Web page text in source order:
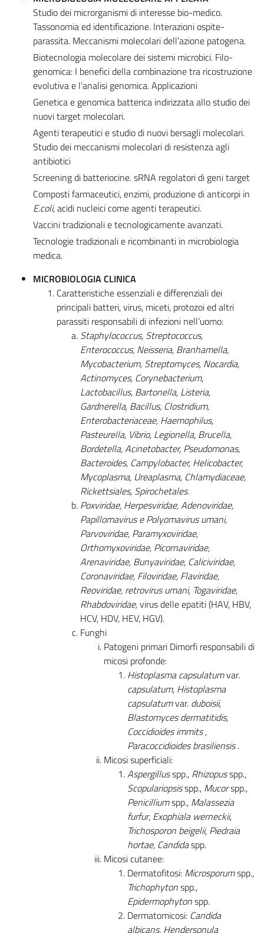
Studio dei microrganismi di interesse bio-medico.
Tassonomia ed identificazione. Interazioni ospite-
parassita. Meccanismi molecolari dell’azione patogena.
Biotecnologia molecolare dei sistemi microbici. Filo-
genomica: I benefici della combinazione tra ricostruzione
evolutiva e l’analisi genomica. Applicazioni
Genetica e genomica batterica indirizzata allo studio dei
nuovi target molecolari.
Agenti terapeutici e studio di nuovi bersagli molecolari.
Studio dei meccanismi molecolari di resistenza agli
antibiotici
Screening di batteriocine. sRNA regolatori di geni target
Composti farmaceutici, enzimi, produzione di anticorpi in
E.coli, acidi nucleici come agenti terapeutici.
Vaccini tradizionali e tecnologicamente avanzati.
Tecnologie tradizionali e ricombinanti in microbiologia
medica.
MICROBIOLOGIA CLINICA
Caratteristiche essenziali e differenziali dei
principali batteri, virus, miceti, protozoi ed altri
parassiti responsabili di infezioni nell’uomo:
Staphylococcus, Streptococcus,
Enterococcus, Neisseria, Branhamella,
Mycobacterium, Streptomyces, Nocardia,
Actinomyces, Corynebacterium,
Lactobacillus, Bartonella, Listeria,
Gardnerella, Bacillus, Clostridium,
Enterobacteriaceae, Haemophilus,
Pasteurella, Vibrio, Legionella, Brucella,
Bordetella, Acinetobacter, Pseudomonas,
Bacteroides, Campylobacter, Helicobacter,
Mycoplasma, Ureaplasma, Chlamydiaceae,
Rickettsiales, Spirochetales.
Poxviridae, Herpesviridae, Adenoviridae,
Papillomavirus e Polyomavirus umani,
Parvoviridae, Paramyxoviridae,
Orthomyxoviridae, Picornaviridae,
Arenaviridae, Bunyaviridae, Caliciviridae,
Coronaviridae, Filoviridae, Flaviridae,
Reoviridae, retrovirus umani, Togaviridae,
Rhabdoviridae,virus delle epatiti (HAV, HBV,
HCV, HDV, HEV, HGV).
Funghi
Patogeni primari Dimorfi responsabili di
micosi profonde:
Histoplasma capsulatumvar.
capsulatum, Histoplasma
capsulatumvar. duboisii,
Blastomyces dermatitidis,
Coccidioides immits ,
Paracoccidioides brasiliensis.
Micosi superficiali:
Aspergillusspp., Rhizopusspp.,
Scopulariopsisspp., Mucorspp.,
Penicilliumspp., Malassezia
furfur, Exophiala werneckii,
Trichosporon beigelii, Piedraia
hortae, Candidaspp.
Micosi cutanee:
Dermatofitosi: Microsporumspp.,
Trichophytonspp.,
Epidermophytonspp.
Dermatomicosi: Candida
albicans, Hendersonula